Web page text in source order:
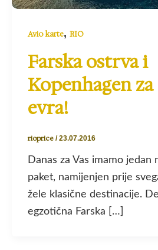
Avio karte, RIO
Farska ostrva i
Kopenhagen za
evra!
rioprice /23.07.2016
Danas za Vas imamo jedan
paket, namijenjen prije
žele klasične destinacije.
egzotična Farska […]